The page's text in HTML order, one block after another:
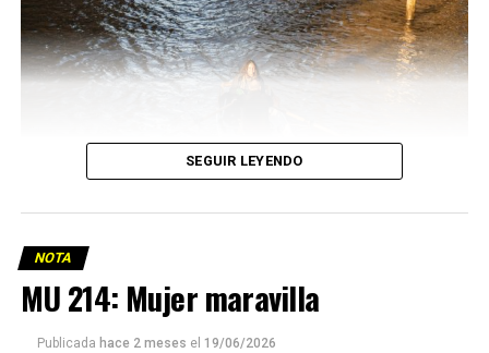
SEGUIR LEYENDO
NOTA
MU 214: Mujer maravilla
Publicada hace 2 meses el 19/06/2026